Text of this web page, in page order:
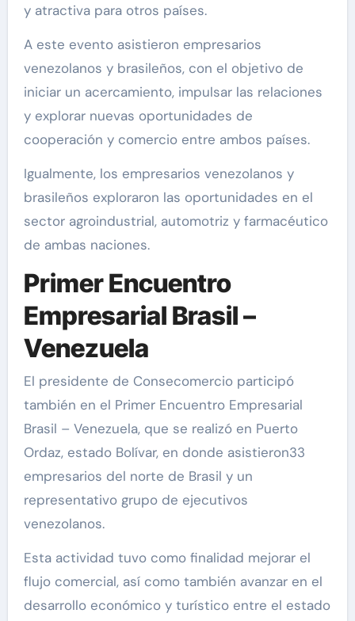
y atractiva para otros países.
A este evento asistieron empresarios
venezolanos y brasileños, con el objetivo de
iniciar un acercamiento, impulsar las relaciones
y explorar nuevas oportunidades de
cooperación y comercio entre ambos países.
Igualmente, los empresarios venezolanos y
brasileños exploraron las oportunidades en el
sector agroindustrial, automotriz y farmacéutico
de ambas naciones.
Primer Encuentro
Empresarial Brasil –
Venezuela
El presidente de Consecomercio participó
también en el Primer Encuentro Empresarial
Brasil – Venezuela, que se realizó en Puerto
Ordaz, estado Bolívar, en donde asistieron33
empresarios del norte de Brasil y un
representativo grupo de ejecutivos
venezolanos.
Esta actividad tuvo como finalidad mejorar el
flujo comercial, así como también avanzar en el
desarrollo económico y turístico entre el estado